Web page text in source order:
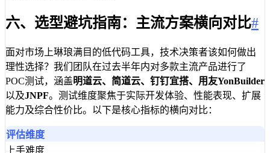
六、选型避坑指南：主流方案横向对比#
面对市场上琳琅满目的低代码工具，技术决策者该如何做出
理性选择？我们团队在过去半年内对多款主流产品进行了
POC测试，涵盖明道云、简道云、钉钉宜搭、用友YonBuilder
以及JNPF。测试维度聚焦于实际开发体验、性能表现、扩展
能力及综合性价比。以下是核心指标的横向对比：
评估维度
上手难度